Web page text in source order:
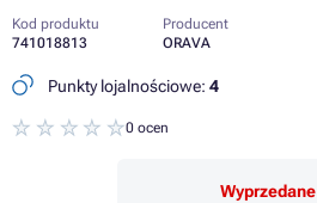
Kod produktu
741018813
Producent
ORAVA
Punkty lojalnościowe: 4
0 ocen
Wyprzedane